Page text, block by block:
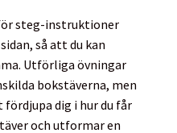
steg-instruktioner
så att du kan
Utförliga övningar
bokstäverna, men
dig i hur du får
och utformar en